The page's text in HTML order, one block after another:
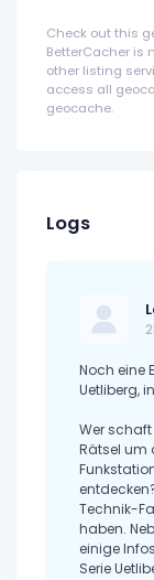
Check out this
BetterCacher is
other listing
access all
geocache.
Logs
Noch eine
Uetliberg,
Wer
Rätsel um
Technik-
haben.
einige
Serie